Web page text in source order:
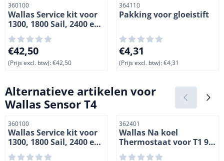
Artikelnummer
360100
Wallas Service kit voor
1300, 1800 Sail, 2400 en
3200 kachels. Petroleum
Prijs: 42,50, exclusief btw: 42,50
€42,50
(Prijs excl. btw):€42,50
Artikelnummer
364110
Pakking voor gloeistift
Prijs: 4,31, exclusief btw:
€4,31
(Prijs excl. btw):€4,31
Alternatieve artikelen voor
Wallas Sensor T4
Artikelnummer
360100
Wallas Service kit voor
1300, 1800 Sail, 2400 en
3200 kachels. Petroleum
Artikelnummer
362401
Wallas Na koel
Thermostaat voor T1 90
100x 100xU 800 15D